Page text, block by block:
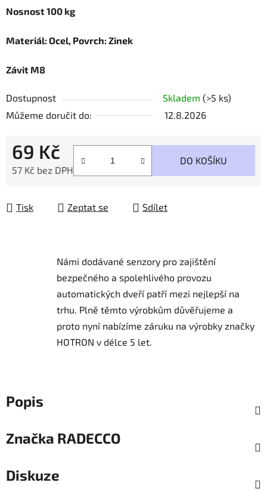
Nosnost 100 kg
Materiál: Ocel, Povrch: Zinek
Závit M8
Dostupnost Skladem (>5 ks)
Můžeme doručit do:
12.8.2026
69 Kč
57 Kč bez DPH
DO KOŠÍKU
Tisk Zeptat se Sdílet
Námi dodávané senzory pro zajištění
bezpečného a spolehlivého provozu
automatických dveří patří mezi nejlepší na
trhu. Plně těmto výrobkům důvěřujeme a
proto nyní nabízíme záruku na výrobky značky
HOTRON v délce 5 let.
Popis
Značka RADECCO
Diskuze